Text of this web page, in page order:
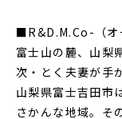
■R&D.M.Co-（オ
富士山の麓、山梨
次・とく夫妻が手
山梨県富士吉田市
さかんな地域。そ